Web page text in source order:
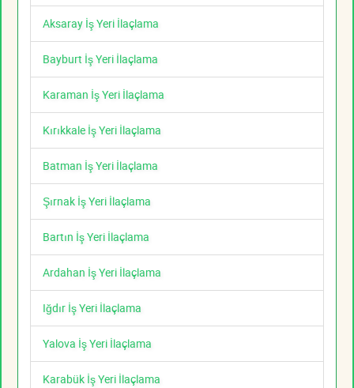
Aksaray İş Yeri İlaçlama
Bayburt İş Yeri İlaçlama
Karaman İş Yeri İlaçlama
Kırıkkale İş Yeri İlaçlama
Batman İş Yeri İlaçlama
Şırnak İş Yeri İlaçlama
Bartın İş Yeri İlaçlama
Ardahan İş Yeri İlaçlama
Iğdır İş Yeri İlaçlama
Yalova İş Yeri İlaçlama
Karabük İş Yeri İlaçlama